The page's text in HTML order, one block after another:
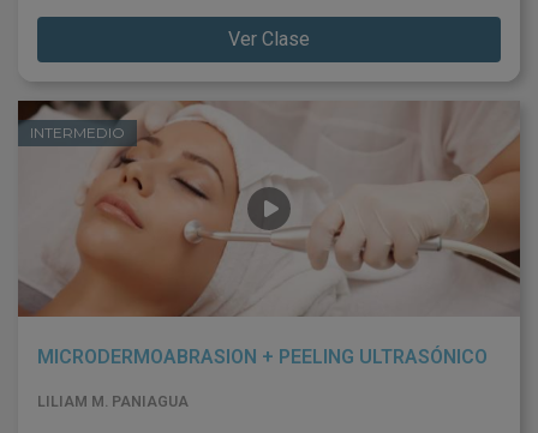
Ver Clase
INTERMEDIO
MICRODERMOABRASION + PEELING ULTRASÓNICO
LILIAM M. PANIAGUA